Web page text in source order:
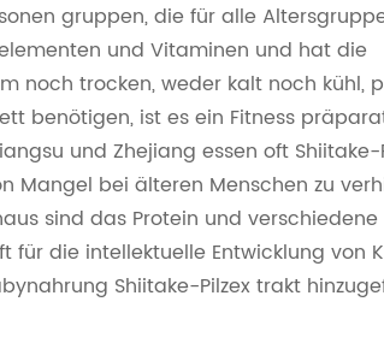
gruppen, die für alle
und Vitaminen und hat die
noch trocken, weder kalt noch kühl,
benötigen, ist es ein Fitness
und Zhejiang essen oft Shiitake-
Mangel bei älteren Menschen zu
sind das Protein und verschiedene
für die intellektuelle Entwicklung von
Shiitake-Pilzex trakt